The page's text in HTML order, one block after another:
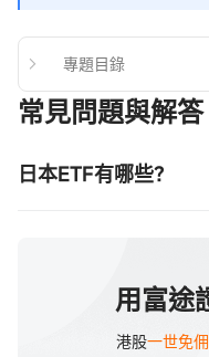
專題目錄
常見問題與解答
日本ETF有哪些？
• 南方日经
• 日本ETF-
• 日本对冲股票ETF-
用富途
港股一世免佣